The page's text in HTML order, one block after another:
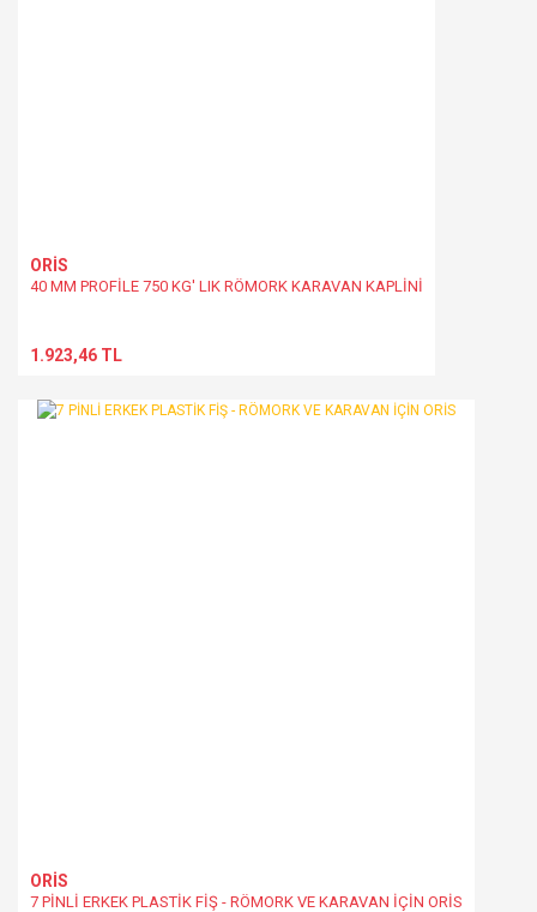
ORİS
40 MM PROFİLE 750 KG' LIK RÖMORK KARAVAN KAPLİNİ
1.923,46 TL
ORİS
7 PİNLİ ERKEK PLASTİK FİŞ - RÖMORK VE KARAVAN İÇİN ORİS